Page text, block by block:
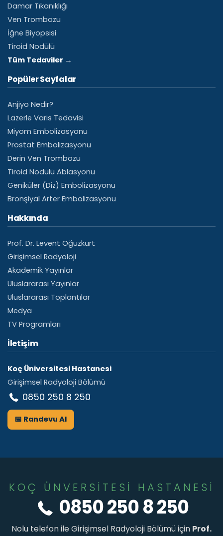
Damar Tıkanıklığı
Ven Trombozu
İğne Biyopsisi
Tiroid Nodülü
Tüm Tedaviler →
Popüler Sayfalar
Anjiyo Nedir?
Lazerle Varis Tedavisi
Miyom Embolizasyonu
Prostat Embolizasyonu
Derin Ven Trombozu
Tiroid Nodülü Ablasyonu
Geniküler (Diz) Embolizasyonu
Bronşiyal Arter Embolizasyonu
Hakkında
Prof. Dr. Levent Oğuzkurt
Girişimsel Radyoloji
Akademik Yayınlar
Uluslararası Yayınlar
Uluslararası Toplantılar
Medya
TV Programları
İletişim
Koç Üniversitesi Hastanesi
Girişimsel Radyoloji Bölümü
0850 250 8 250
📅 Randevu Al
KOÇ ÜNVERSİTESİ HASTANESİ
0850 250 8 250
Nolu telefon ile Girişimsel Radyoloji Bölümü için Prof.